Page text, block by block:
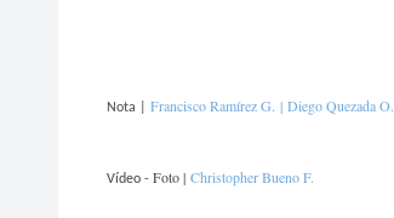
Nota | Francisco Ramírez G. | Diego Quezada O.
Vídeo - Foto | Christopher Bueno F.